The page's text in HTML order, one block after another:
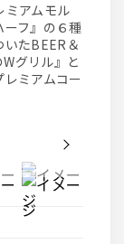
ミアムモル
フ』の６種
たBEER＆
グリル』と
レミアムコー
3
to image-
Slide to
8
to image-
Slide to